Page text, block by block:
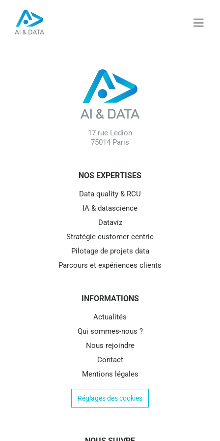
contenu
17 rue Ledion
75014 Paris
NOS EXPERTISES
Data quality & RCU
IA & datascience
Dataviz
Stratégie customer centric
Pilotage de projets data
Parcours et expériences clients
INFORMATIONS
Actualités
Qui sommes-nous ?
Nous rejoindre
Contact
Mentions légales
Réglages des cookies